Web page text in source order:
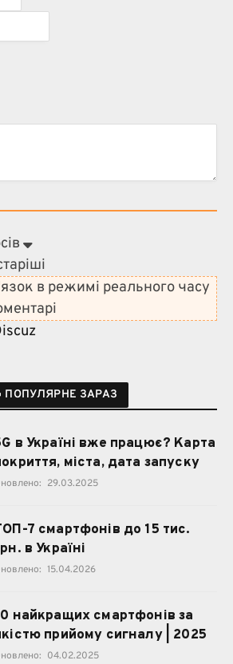
в режимі реального часу
ПОПУЛЯРНЕ ЗАРАЗ
в Україні вже працює? Карта
міста, дата запуску
29.03.2025
7 смартфонів до 15 тис.
в Україні
15.04.2026
найкращих смартфонів за
прийому сигналу | 2025
04.02.2025